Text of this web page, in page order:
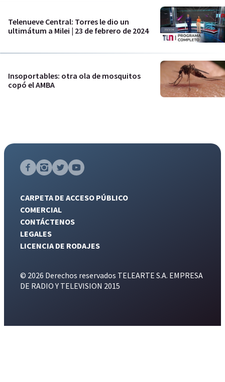
Telenueve Central: Torres le dio un
ultimátum a Milei | 23 de febrero de 2024
Insoportables: otra ola de mosquitos
copó el AMBA
CARPETA DE ACCESO PÚBLICO
COMERCIAL
CONTÁCTENOS
LEGALES
LICENCIA DE RODAJES
© 2026 Derechos reservados TELEARTE S.A. EMPRESA
DE RADIO Y TELEVISION 2015